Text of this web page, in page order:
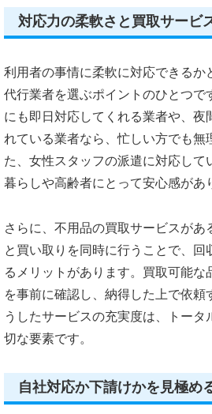
対応力の柔軟さと買取サービ
利用者の事情に柔軟に対応できるか
代行業者を選ぶポイントのひとつで
にも即日対応してくれる業者や、夜
れている業者なら、忙しい方でも無
た、女性スタッフの派遣に対応して
暮らしや高齢者にとって安心感があ
さらに、不用品の買取サービスがあ
と買い取りを同時に行うことで、回
るメリットがあります。買取可能な
を事前に確認し、納得した上で依頼
うしたサービスの充実度は、トータ
切な要素です。
自社対応か下請けかを見極め